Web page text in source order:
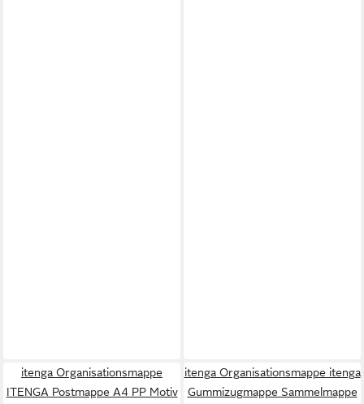
itenga Organisationsmappe
ITENGA Postmappe A4 PP Motiv
itenga Organisationsmappe itenga
Gummizugmappe Sammelmappe